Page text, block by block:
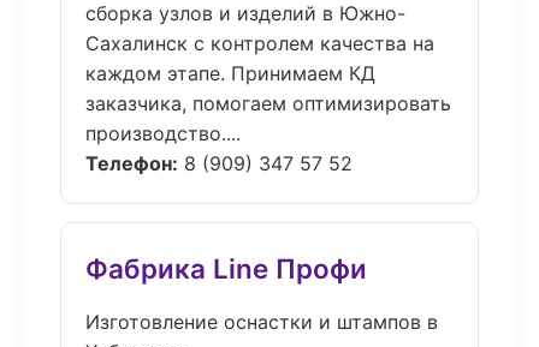
сборка узлов и изделий в Южно-
Сахалинск с контролем качества на
каждом этапе. Принимаем КД
заказчика, помогаем оптимизировать
производство....
Телефон: 8 (909) 347 57 52
Фабрика Line Профи
Изготовление оснастки и штампов в